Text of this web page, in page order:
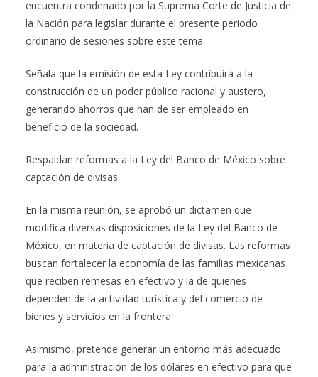
encuentra condenado por la Suprema Corte de Justicia de
la Nación para legislar durante el presente periodo
ordinario de sesiones sobre este tema.
Señala que la emisión de esta Ley contribuirá a la
construcción de un poder público racional y austero,
generando ahorros que han de ser empleado en
beneficio de la sociedad.
Respaldan reformas a la Ley del Banco de México sobre
captación de divisas
En la misma reunión, se aprobó un dictamen que
modifica diversas disposiciones de la Ley del Banco de
México, en materia de captación de divisas. Las reformas
buscan fortalecer la economía de las familias mexicanas
que reciben remesas en efectivo y la de quienes
dependen de la actividad turística y del comercio de
bienes y servicios en la frontera.
Asimismo, pretende generar un entorno más adecuado
para la administración de los dólares en efectivo para que